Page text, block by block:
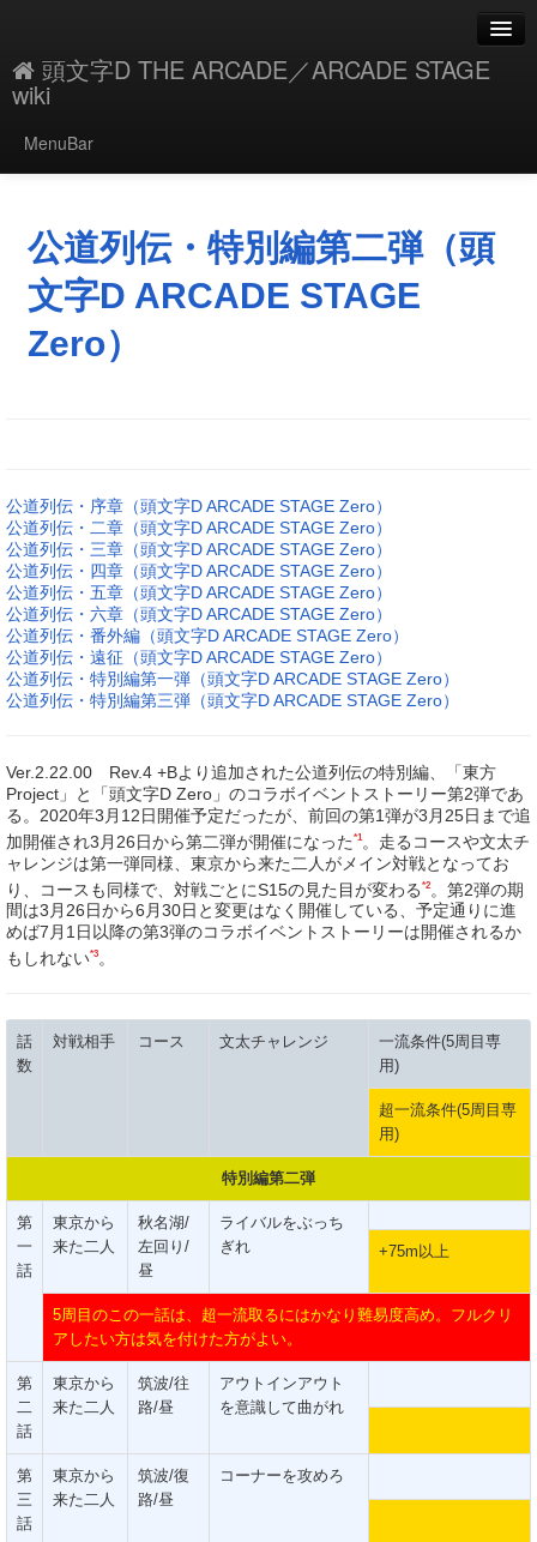
頭文字D THE ARCADE／ARCADE STAGE
wiki
MenuBar
添付
凍結
新規
公道列伝・特別編第二弾（頭
文字D ARCADE STAGE
Zero）
公道列伝・序章（頭文字D ARCADE STAGE Zero）
公道列伝・二章（頭文字D ARCADE STAGE Zero）
公道列伝・三章（頭文字D ARCADE STAGE Zero）
公道列伝・四章（頭文字D ARCADE STAGE Zero）
公道列伝・五章（頭文字D ARCADE STAGE Zero）
公道列伝・六章（頭文字D ARCADE STAGE Zero）
公道列伝・番外編（頭文字D ARCADE STAGE Zero）
公道列伝・遠征（頭文字D ARCADE STAGE Zero）
公道列伝・特別編第一弾（頭文字D ARCADE STAGE Zero）
公道列伝・特別編第三弾（頭文字D ARCADE STAGE Zero）
Ver.2.22.00 Rev.4 +Bより追加された公道列伝の特別編、「東方
Project」と「頭文字D Zero」のコラボイベントストーリー第2弾であ
る。2020年3月12日開催予定だったが、前回の第1弾が3月25日まで追
加開催され3月26日から第二弾が開催になった *1。走るコースや文太チ
ャレンジは第一弾同様、東京から来た二人がメイン対戦となってお
り、コースも同様で、対戦ごとにS15の見た目が変わる *2。第2弾の期
間は3月26日から6月30日と変更はなく開催している、予定通りに進
めば7月1日以降の第3弾のコラボイベントストーリーは開催されるか
もしれない*3 。
話
数
対戦相手 コース 文太チャレンジ
一流条件(5周目専
用)
超一流条件(5周目専
用)
特別編第二弾
第
一
話
東京から
来た二人
秋名湖/
左回り/
昼
ライバルをぶっち
ぎれ
+75m以上
5周目のこの一話は、超一流取るにはかなり難易度高め。フルクリ
アしたい方は気を付けた方がよい。
第
二
話
東京から
来た二人
筑波/往
路/昼
アウトインアウト
を意識して曲がれ
第
三
話
東京から
来た二人
筑波/復
路/昼
コーナーを攻めろ